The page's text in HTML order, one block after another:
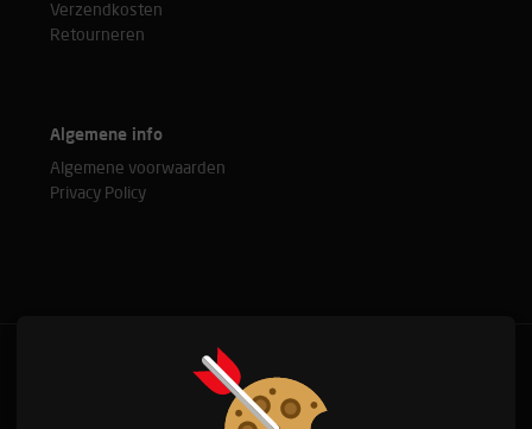
Verzendkosten
Retourneren
Algemene info
Algemene voorwaarden
Privacy Policy
Bel met onze experts
+31(0)76 515 37 88